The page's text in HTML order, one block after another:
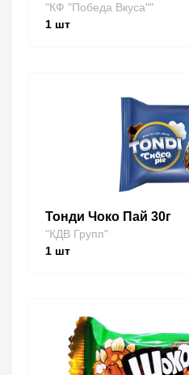
"КФ "Победа Вкуса""
1 шт
Тонди Чоко Пай 30г
"КДВ Групп"
1 шт